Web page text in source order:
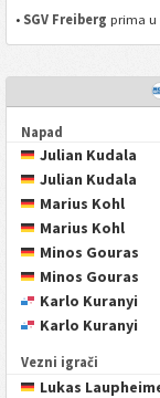
• SGV Freiberg prima u
Napad
Julian Kudala
Julian Kudala
Marius Kohl
Marius Kohl
Minos Gouras
Minos Gouras
Karlo Kuranyi
Karlo Kuranyi
Vezni igrači
Lukas